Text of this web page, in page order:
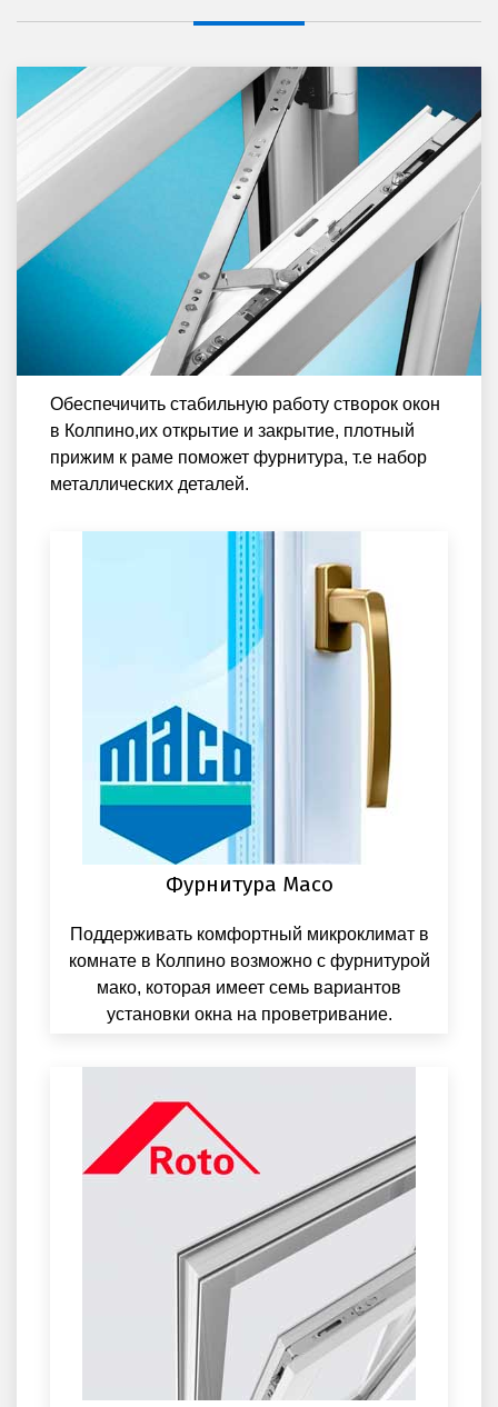
Обеспечичить стабильную работу створок окон
в Колпино,их открытие и закрытие, плотный
прижим к раме поможет фурнитура, т.е набор
металлических деталей.
Фурнитура Maco
Поддерживать комфортный микроклимат в
комнате в Колпино возможно с фурнитурой
мако, которая имеет семь вариантов
установки окна на проветривание.